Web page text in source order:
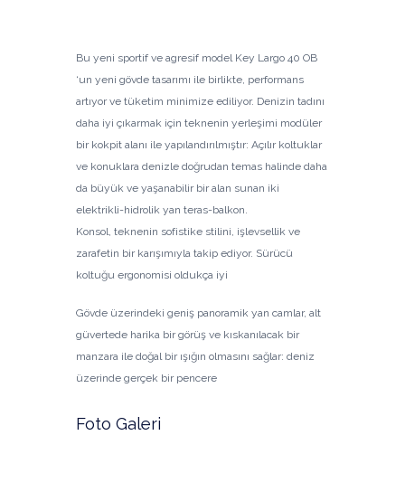
Bu yeni sportif ve agresif model Key Largo 40 OB
‘un yeni gövde tasarımı ile birlikte, performans
artıyor ve tüketim minimize ediliyor. Denizin tadını
daha iyi çıkarmak için teknenin yerleşimi modüler
bir kokpit alanı ile yapılandırılmıştır: Açılır koltuklar
ve konuklara denizle doğrudan temas halinde daha
da büyük ve yaşanabilir bir alan sunan iki
elektrikli-hidrolik yan teras-balkon.
Konsol, teknenin sofistike stilini, işlevsellik ve
zarafetin bir karışımıyla takip ediyor. Sürücü
koltuğu ergonomisi oldukça iyi
Gövde üzerindeki geniş panoramik yan camlar, alt
güvertede harika bir görüş ve kıskanılacak bir
manzara ile doğal bir ışığın olmasını sağlar: deniz
üzerinde gerçek bir pencere
Foto Galeri